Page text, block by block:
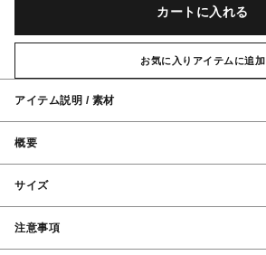
カートに入れる
お気に入りアイテムに追加
アイテム説明 / 素材
概要
サイズ
注意事項